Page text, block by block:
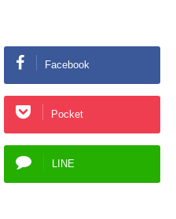
Facebook
Pocket
LINE